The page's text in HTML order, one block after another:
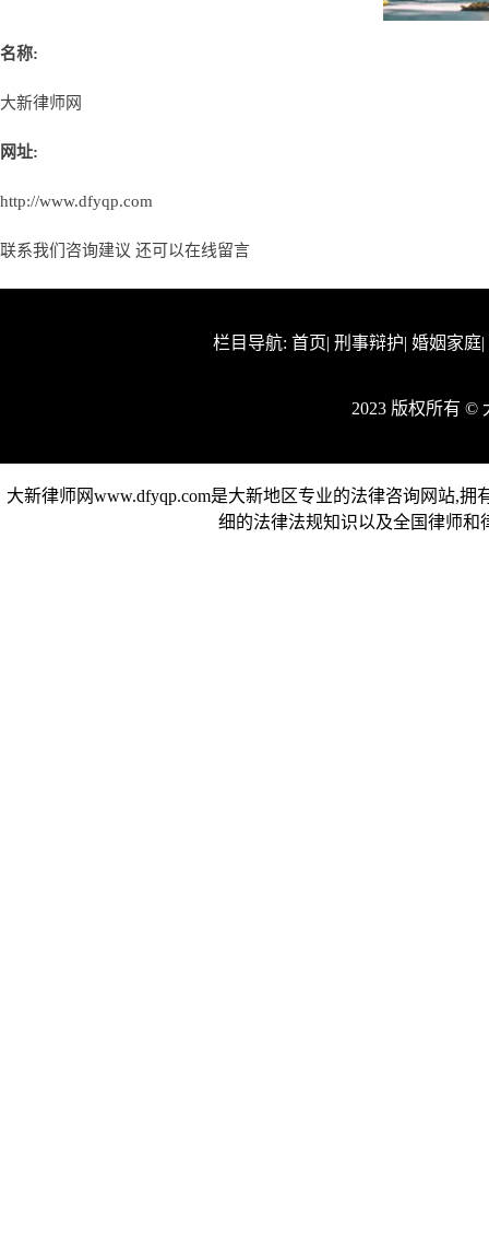
名称:
大新律师网
网址:
http://www.dfyqp.com
联系我们咨询建议 还可以在线留言
栏目导航:首页|刑事辩护|婚姻家庭|
2023 版权所有
大新律师网www.dfyqp.com是大新地区专业的法律咨询网站,
细的法律法规知识以及全国律师